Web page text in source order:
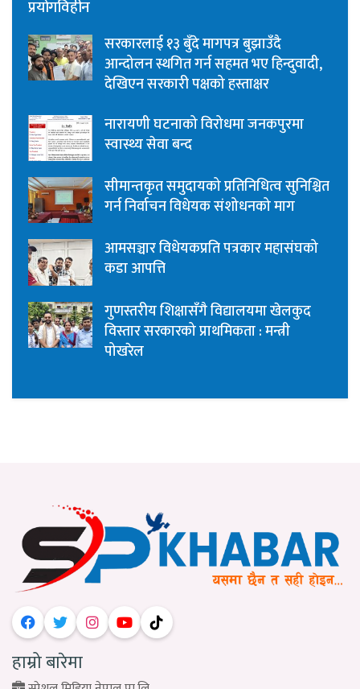
प्रयोगविहीन
सरकारलाई १३ बुँदे मागपत्र बुझाउँदै
आन्दोलन स्थगित गर्न सहमत भए हिन्दुवादी,
देखिएन सरकारी पक्षको हस्ताक्षर
नारायणी घटनाको विरोधमा जनकपुरमा
स्वास्थ्य सेवा बन्द
सीमान्तकृत समुदायको प्रतिनिधित्व सुनिश्चित
गर्न निर्वाचन विधेयक संशोधनको माग
आमसञ्चार विधेयकप्रति पत्रकार महासंघको
कडा आपत्ति
गुणस्तरीय शिक्षासँगै विद्यालयमा खेलकुद
विस्तार सरकारको प्राथमिकता : मन्त्री
पोखरेल
हाम्रो बारेमा